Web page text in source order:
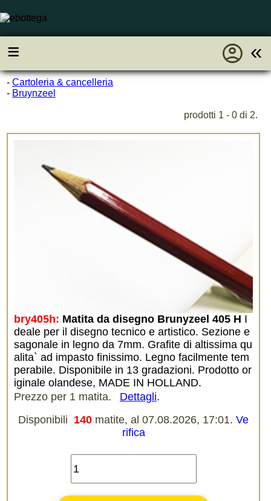
≡ «
account_circle
- Cartoleria & cancelleria
- Bruynzeel
prodotti 1 - 0 di 2.
bry405h: Matita da disegno Brunyzeel 405 H I
deale per il disegno tecnico e artistico. Sezione e
sagonale in legno da 7mm. Grafite di altissima qu
alita` ad impasto finissimo. Legno facilmente tem
perabile. Disponibile in 13 gradazioni. Prodotto or
iginale olandese, MADE IN HOLLAND.
Prezzo per 1 matita.
Dettagli.
Disponibili 140 matite, al 07.08.2026, 17:01. Ve
rifica